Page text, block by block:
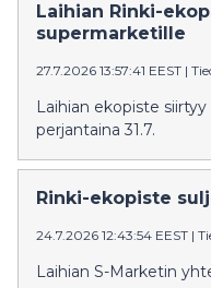
Laihian Rinki-
supermarketille
27.7.2026 13:57:41 EEST |
Laihian ekopiste
perjantaina 31.7.
Rinki-ekopiste
24.7.2026 12:43:54 EEST |
Laihian S-Marketin